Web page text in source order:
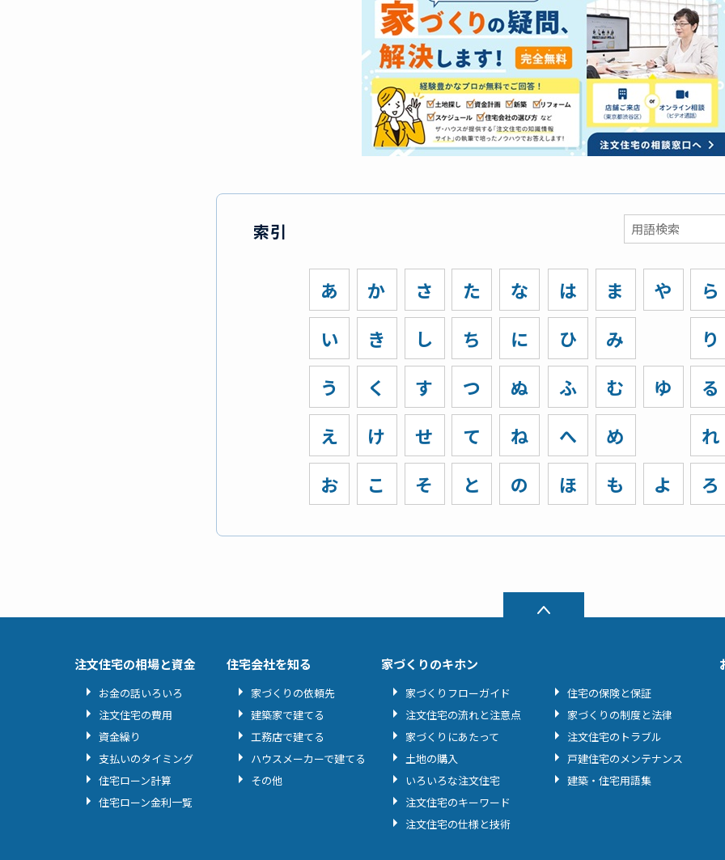
索引
あ
い
う
え
お
か
き
く
け
こ
さ
し
す
せ
そ
た
ち
つ
て
と
な
に
ぬ
ね
の
は
ひ
ふ
へ
ほ
ま
み
む
め
も
や
ゆ
よ
ら
り
る
れ
ろ
注文住宅の相場と資金
お金の話いろいろ
注文住宅の費用
資金繰り
支払いのタイミング
住宅ローン計算
住宅ローン金利一覧
住宅会社を知る
家づくりの依頼先
建築家で建てる
工務店で建てる
ハウスメーカーで建てる
その他
家づくりのキホン
家づくりフローガイド
注文住宅の流れと注意点
家づくりにあたって
土地の購入
いろいろな注文住宅
注文住宅のキーワード
注文住宅の仕様と技術
住宅の保険と保証
家づくりの制度と法律
注文住宅のトラブル
戸建住宅のメンテナンス
建築・住宅用語集